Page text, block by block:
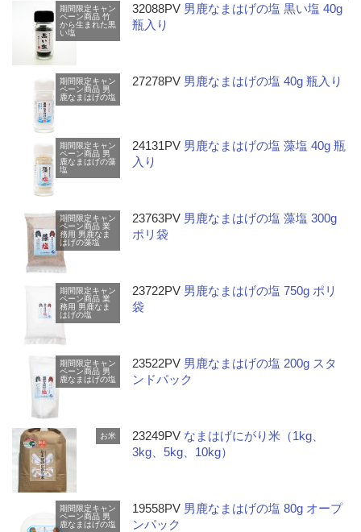
期間限定キャン
ペーン商品 竹
から生まれた黒
い塩
32088PV 男鹿なまはげの塩 黒い塩 40g
瓶入り
期間限定キャン
ペーン商品 男
鹿なまはげの塩
27278PV 男鹿なまはげの塩 40g 瓶入り
期間限定キャン
ペーン商品 男
鹿なまはげの藻
塩
24131PV 男鹿なまはげの塩 藻塩 40g 瓶
入り
期間限定キャン
ペーン商品 業
務用 男鹿なま
はげの藻塩
23763PV 男鹿なまはげの塩 藻塩 300g
ポリ袋
期間限定キャン
ペーン商品 業
務用 男鹿なま
はげの塩
23722PV 男鹿なまはげの塩 750g ポリ
袋
期間限定キャン
ペーン商品 男
鹿なまはげの塩
23522PV 男鹿なまはげの塩 200g スタ
ンドパック
お米 23249PV なまはげにがり米（1kg、
3kg、5kg、10kg）
期間限定キャン
ペーン商品 男
鹿なまはげの塩
19558PV 男鹿なまはげの塩 80g オープ
ンパック